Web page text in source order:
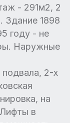
- 291м2, 2
Здание 1898
году - не
Наружные
2-х
на
в